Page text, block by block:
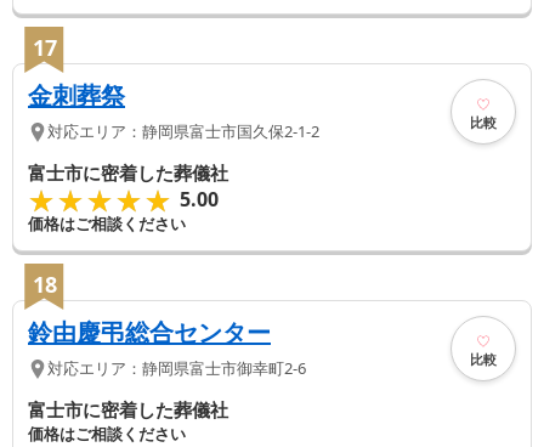
17
金刺葬祭
対応エリア： 静岡県富士市国久保2-1-2 比較
富士市に密着した葬儀社
★★★★★
★★★★★ 5.00
価格はご相談ください
18
鈴由慶弔総合センター
対応エリア： 静岡県富士市御幸町2-6 比較
富士市に密着した葬儀社
価格はご相談ください